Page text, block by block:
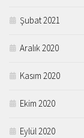
Şubat 2021
Aralık 2020
Kasım 2020
Ekim 2020
Eylül 2020